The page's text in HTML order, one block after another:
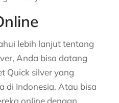
lebih lanjut tentang
Anda bisa datang
Quick silver yang
di Indonesia. Atau bisa
online dengan